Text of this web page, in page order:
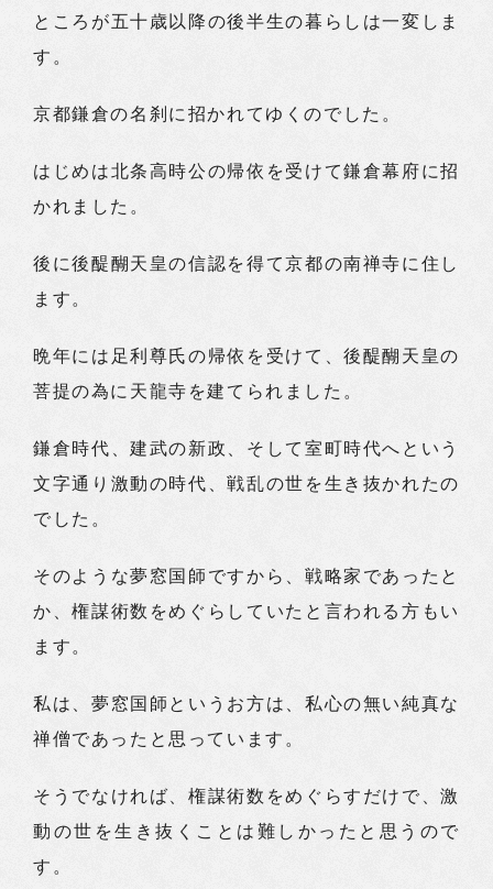
ところが五十歳以降の後半生の暮らしは一変しま
す。
京都鎌倉の名刹に招かれてゆくのでした。
はじめは北条高時公の帰依を受けて鎌倉幕府に招
かれました。
後に後醍醐天皇の信認を得て京都の南禅寺に住し
ます。
晩年には足利尊氏の帰依を受けて、後醍醐天皇の
菩提の為に天龍寺を建てられました。
鎌倉時代、建武の新政、そして室町時代へという
文字通り激動の時代、戦乱の世を生き抜かれたの
でした。
そのような夢窓国師ですから、戦略家であったと
か、権謀術数をめぐらしていたと言われる方もい
ます。
私は、夢窓国師というお方は、私心の無い純真な
禅僧であったと思っています。
そうでなければ、権謀術数をめぐらすだけで、激
動の世を生き抜くことは難しかったと思うので
す。